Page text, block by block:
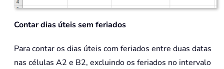
Contar dias úteis sem feriados
Para contar os dias úteis com feriados entre duas datas
nas células A2 e B2, excluindo os feriados no intervalo